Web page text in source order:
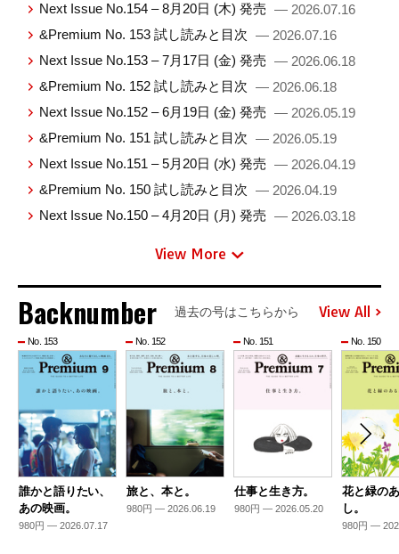
Next Issue No.154 – 8月20日 (木) 発売 — 2026.07.16
&Premium No. 153 試し読みと目次 — 2026.07.16
Next Issue No.153 – 7月17日 (金) 発売 — 2026.06.18
&Premium No. 152 試し読みと目次 — 2026.06.18
Next Issue No.152 – 6月19日 (金) 発売 — 2026.05.19
&Premium No. 151 試し読みと目次 — 2026.05.19
Next Issue No.151 – 5月20日 (水) 発売 — 2026.04.19
&Premium No. 150 試し読みと目次 — 2026.04.19
Next Issue No.150 – 4月20日 (月) 発売 — 2026.03.18
View More
Backnumber 過去の号はこちらから View All
No. 153
誰かと語りたい、
あの映画。
980円 — 2026.07.17
No. 152
旅と、本と。
980円 — 2026.06.19
No. 151
仕事と生き方。
980円 — 2026.05.20
No. 150
花と緑の
し。
980円 —